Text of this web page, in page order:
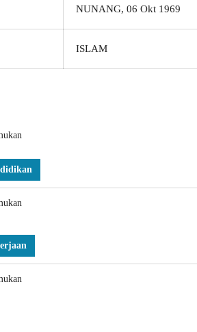
NUNANG, 06 Okt 1969
ISLAM